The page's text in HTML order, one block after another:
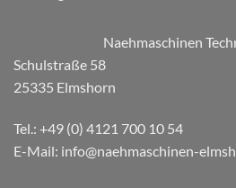
Naehmaschinen
Schulstraße 58
25335 Elmshorn
Tel.: +49 (0) 4121 700 10 54
E-Mail: info@naehmaschinen-